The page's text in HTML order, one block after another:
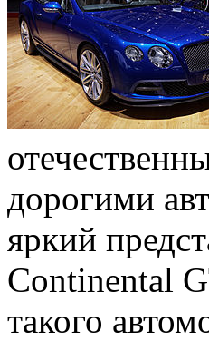
дорогими
яркий
Continental
такого